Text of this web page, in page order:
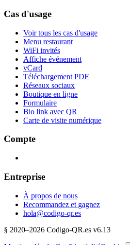
Cas d'usage
Voir tous les cas d'usage
Menu restaurant
WiFi invités
Affiche événement
vCard
Téléchargement PDF
Réseaux sociaux
Boutique en ligne
Formulaire
Bio link avec QR
Carte de visite numérique
Compte
Entreprise
À propos de nous
Recommandez et gagnez
hola@codigo-qr.es
§ 2020–2026 Codigo-QR.es v6.13